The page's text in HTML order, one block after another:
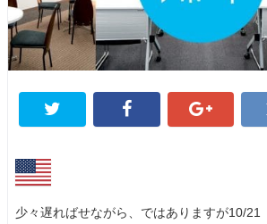
少々遅ればせながら、ではありますが10/21